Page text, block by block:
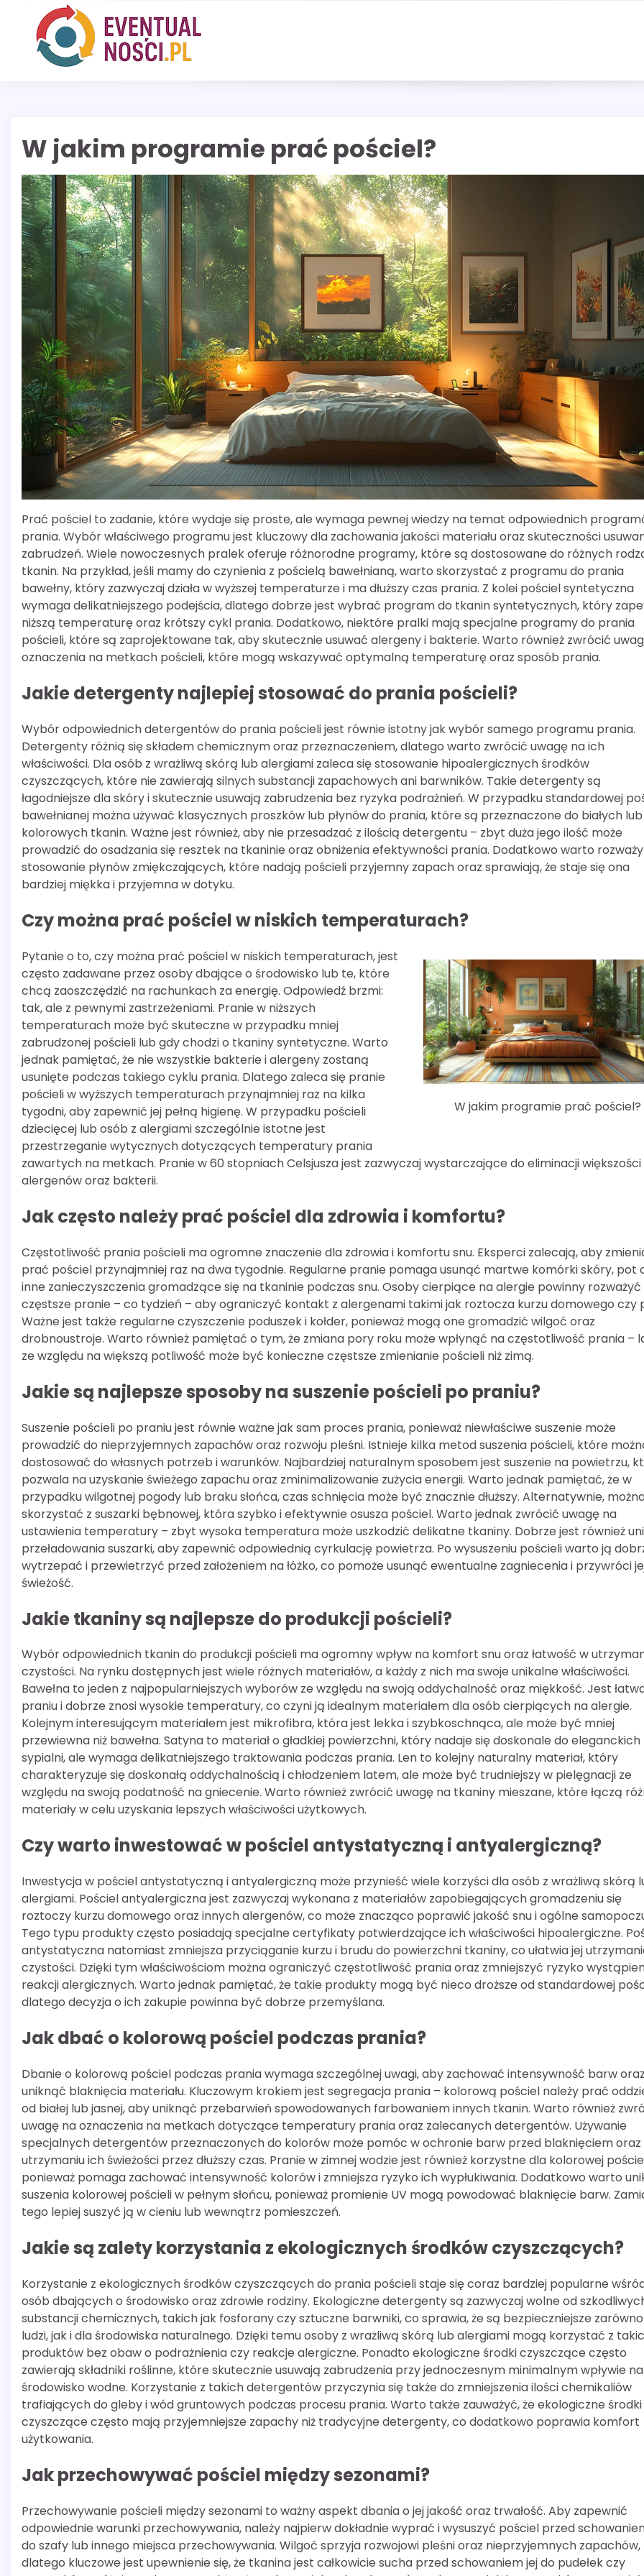
content
W jakim programie prać pościel?
Prać pościel to zadanie, które wydaje się proste, ale wymaga pewnej wiedzy na temat odpowiednich
prania. Wybór właściwego programu jest kluczowy dla zachowania jakości materiału oraz skuteczności
zabrudzeń. Wiele nowoczesnych pralek oferuje różnorodne programy, które są dostosowane do różnych
tkanin. Na przykład, jeśli mamy do czynienia z pościelą bawełnianą, warto skorzystać z programu do prania
bawełny, który zazwyczaj działa w wyższej temperaturze i ma dłuższy czas prania. Z kolei pościel syntetyczna
wymaga delikatniejszego podejścia, dlatego dobrze jest wybrać program do tkanin syntetycznych, który
niższą temperaturę oraz krótszy cykl prania. Dodatkowo, niektóre pralki mają specjalne programy do prania
pościeli, które są zaprojektowane tak, aby skutecznie usuwać alergeny i bakterie. Warto również zwrócić
oznaczenia na metkach pościeli, które mogą wskazywać optymalną temperaturę oraz sposób prania.
Jakie detergenty najlepiej stosować do prania pościeli?
Wybór odpowiednich detergentów do prania pościeli jest równie istotny jak wybór samego programu prania.
Detergenty różnią się składem chemicznym oraz przeznaczeniem, dlatego warto zwrócić uwagę na ich
właściwości. Dla osób z wrażliwą skórą lub alergiami zaleca się stosowanie hipoalergicznych środków
czyszczących, które nie zawierają silnych substancji zapachowych ani barwników. Takie detergenty są
łagodniejsze dla skóry i skutecznie usuwają zabrudzenia bez ryzyka podrażnień. W przypadku standardowej
bawełnianej można używać klasycznych proszków lub płynów do prania, które są przeznaczone do białych lub
kolorowych tkanin. Ważne jest również, aby nie przesadzać z ilością detergentu – zbyt duża jego ilość może
prowadzić do osadzania się resztek na tkaninie oraz obniżenia efektywności prania. Dodatkowo warto
stosowanie płynów zmiękczających, które nadają pościeli przyjemny zapach oraz sprawiają, że staje się ona
bardziej miękka i przyjemna w dotyku.
Czy można prać pościel w niskich temperaturach?
W jakim programie prać pościel?
Pytanie o to, czy można prać pościel w niskich temperaturach, jest
często zadawane przez osoby dbające o środowisko lub te, które
chcą zaoszczędzić na rachunkach za energię. Odpowiedź brzmi:
tak, ale z pewnymi zastrzeżeniami. Pranie w niższych
temperaturach może być skuteczne w przypadku mniej
zabrudzonej pościeli lub gdy chodzi o tkaniny syntetyczne. Warto
jednak pamiętać, że nie wszystkie bakterie i alergeny zostaną
usunięte podczas takiego cyklu prania. Dlatego zaleca się pranie
pościeli w wyższych temperaturach przynajmniej raz na kilka
tygodni, aby zapewnić jej pełną higienę. W przypadku pościeli
dziecięcej lub osób z alergiami szczególnie istotne jest
przestrzeganie wytycznych dotyczących temperatury prania
zawartych na metkach. Pranie w 60 stopniach Celsjusza jest zazwyczaj wystarczające do eliminacji większości
alergenów oraz bakterii.
Jak często należy prać pościel dla zdrowia i komfortu?
Częstotliwość prania pościeli ma ogromne znaczenie dla zdrowia i komfortu snu. Eksperci zalecają, aby
prać pościel przynajmniej raz na dwa tygodnie. Regularne pranie pomaga usunąć martwe komórki skóry, pot
inne zanieczyszczenia gromadzące się na tkaninie podczas snu. Osoby cierpiące na alergie powinny rozważyć
częstsze pranie – co tydzień – aby ograniczyć kontakt z alergenami takimi jak roztocza kurzu domowego czy
Ważne jest także regularne czyszczenie poduszek i kołder, ponieważ mogą one gromadzić wilgoć oraz
drobnoustroje. Warto również pamiętać o tym, że zmiana pory roku może wpłynąć na częstotliwość prania –
ze względu na większą potliwość może być konieczne częstsze zmienianie pościeli niż zimą.
Jakie są najlepsze sposoby na suszenie pościeli po praniu?
Suszenie pościeli po praniu jest równie ważne jak sam proces prania, ponieważ niewłaściwe suszenie może
prowadzić do nieprzyjemnych zapachów oraz rozwoju pleśni. Istnieje kilka metod suszenia pościeli, które
dostosować do własnych potrzeb i warunków. Najbardziej naturalnym sposobem jest suszenie na powietrzu,
pozwala na uzyskanie świeżego zapachu oraz zminimalizowanie zużycia energii. Warto jednak pamiętać, że w
przypadku wilgotnej pogody lub braku słońca, czas schnięcia może być znacznie dłuższy. Alternatywnie,
skorzystać z suszarki bębnowej, która szybko i efektywnie osusza pościel. Warto jednak zwrócić uwagę na
ustawienia temperatury – zbyt wysoka temperatura może uszkodzić delikatne tkaniny. Dobrze jest również
przeładowania suszarki, aby zapewnić odpowiednią cyrkulację powietrza. Po wysuszeniu pościeli warto ją
wytrzepać i przewietrzyć przed założeniem na łóżko, co pomoże usunąć ewentualne zagniecenia i przywróci
świeżość.
Jakie tkaniny są najlepsze do produkcji pościeli?
Wybór odpowiednich tkanin do produkcji pościeli ma ogromny wpływ na komfort snu oraz łatwość w
czystości. Na rynku dostępnych jest wiele różnych materiałów, a każdy z nich ma swoje unikalne właściwości.
Bawełna to jeden z najpopularniejszych wyborów ze względu na swoją oddychalność oraz miękkość. Jest
praniu i dobrze znosi wysokie temperatury, co czyni ją idealnym materiałem dla osób cierpiących na alergie.
Kolejnym interesującym materiałem jest mikrofibra, która jest lekka i szybkoschnąca, ale może być mniej
przewiewna niż bawełna. Satyna to materiał o gładkiej powierzchni, który nadaje się doskonale do eleganckich
sypialni, ale wymaga delikatniejszego traktowania podczas prania. Len to kolejny naturalny materiał, który
charakteryzuje się doskonałą oddychalnością i chłodzeniem latem, ale może być trudniejszy w pielęgnacji ze
względu na swoją podatność na gniecenie. Warto również zwrócić uwagę na tkaniny mieszane, które łączą
materiały w celu uzyskania lepszych właściwości użytkowych.
Czy warto inwestować w pościel antystatyczną i antyalergiczną?
Inwestycja w pościel antystatyczną i antyalergiczną może przynieść wiele korzyści dla osób z wrażliwą skórą
alergiami. Pościel antyalergiczna jest zazwyczaj wykonana z materiałów zapobiegających gromadzeniu się
roztoczy kurzu domowego oraz innych alergenów, co może znacząco poprawić jakość snu i ogólne
Tego typu produkty często posiadają specjalne certyfikaty potwierdzające ich właściwości hipoalergiczne.
antystatyczna natomiast zmniejsza przyciąganie kurzu i brudu do powierzchni tkaniny, co ułatwia jej
czystości. Dzięki tym właściwościom można ograniczyć częstotliwość prania oraz zmniejszyć ryzyko
reakcji alergicznych. Warto jednak pamiętać, że takie produkty mogą być nieco droższe od standardowej
dlatego decyzja o ich zakupie powinna być dobrze przemyślana.
Jak dbać o kolorową pościel podczas prania?
Dbanie o kolorową pościel podczas prania wymaga szczególnej uwagi, aby zachować intensywność barw oraz
uniknąć blaknięcia materiału. Kluczowym krokiem jest segregacja prania – kolorową pościel należy prać
od białej lub jasnej, aby uniknąć przebarwień spowodowanych farbowaniem innych tkanin. Warto również
uwagę na oznaczenia na metkach dotyczące temperatury prania oraz zalecanych detergentów. Używanie
specjalnych detergentów przeznaczonych do kolorów może pomóc w ochronie barw przed blaknięciem oraz
utrzymaniu ich świeżości przez dłuższy czas. Pranie w zimnej wodzie jest również korzystne dla kolorowej
ponieważ pomaga zachować intensywność kolorów i zmniejsza ryzyko ich wypłukiwania. Dodatkowo warto
suszenia kolorowej pościeli w pełnym słońcu, ponieważ promienie UV mogą powodować blaknięcie barw.
tego lepiej suszyć ją w cieniu lub wewnątrz pomieszczeń.
Jakie są zalety korzystania z ekologicznych środków czyszczących?
Korzystanie z ekologicznych środków czyszczących do prania pościeli staje się coraz bardziej popularne
osób dbających o środowisko oraz zdrowie rodziny. Ekologiczne detergenty są zazwyczaj wolne od
substancji chemicznych, takich jak fosforany czy sztuczne barwniki, co sprawia, że są bezpieczniejsze
ludzi, jak i dla środowiska naturalnego. Dzięki temu osoby z wrażliwą skórą lub alergiami mogą korzystać z
produktów bez obaw o podrażnienia czy reakcje alergiczne. Ponadto ekologiczne środki czyszczące często
zawierają składniki roślinne, które skutecznie usuwają zabrudzenia przy jednoczesnym minimalnym wpływie na
środowisko wodne. Korzystanie z takich detergentów przyczynia się także do zmniejszenia ilości chemikaliów
trafiających do gleby i wód gruntowych podczas procesu prania. Warto także zauważyć, że ekologiczne środki
czyszczące często mają przyjemniejsze zapachy niż tradycyjne detergenty, co dodatkowo poprawia komfort
użytkowania.
Jak przechowywać pościel między sezonami?
Przechowywanie pościeli między sezonami to ważny aspekt dbania o jej jakość oraz trwałość. Aby zapewnić
odpowiednie warunki przechowywania, należy najpierw dokładnie wyprać i wysuszyć pościel przed
do szafy lub innego miejsca przechowywania. Wilgoć sprzyja rozwojowi pleśni oraz nieprzyjemnych zapachów,
dlatego kluczowe jest upewnienie się, że tkanina jest całkowicie sucha przed schowaniem jej do pudełek czy